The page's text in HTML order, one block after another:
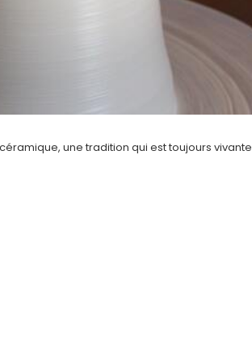
une tradition qui est toujours vivante